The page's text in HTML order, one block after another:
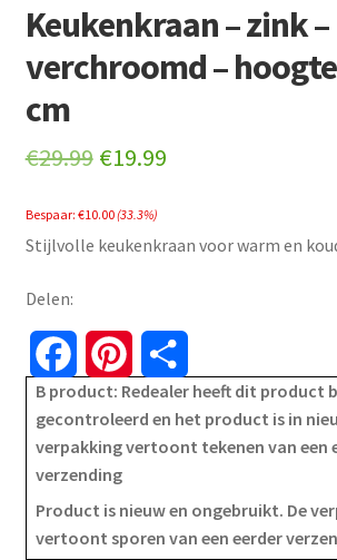
Keukenkraan – zink –
verchroomd –
cm
€29.99 Original
was:
€19.99Current
is:
Bespaar: €10.00(33.3%)
Stijlvolle keukenkraan voor warm en
Delen:
a
c
b
i
n
e
h
a
e
B product: Redealer heeft dit product
gecontroleerd en het product is in
verpakking vertoont tekenen van een
verzending
Product is nieuw en ongebruikt. De
vertoont sporen van een eerder